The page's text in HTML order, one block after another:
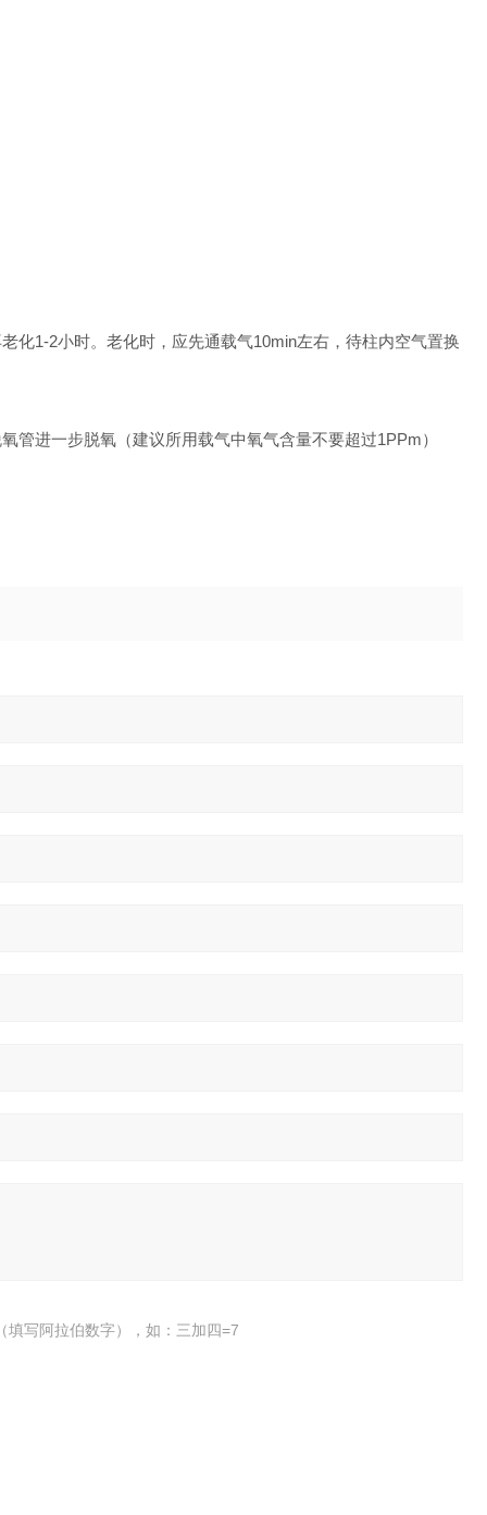
化1-2小时。老化时，应先通载气10min左右，待柱内空气置换
管进一步脱氧（建议所用载气中氧气含量不要超过1PPm）
填写阿拉伯数字），如：三加四=7